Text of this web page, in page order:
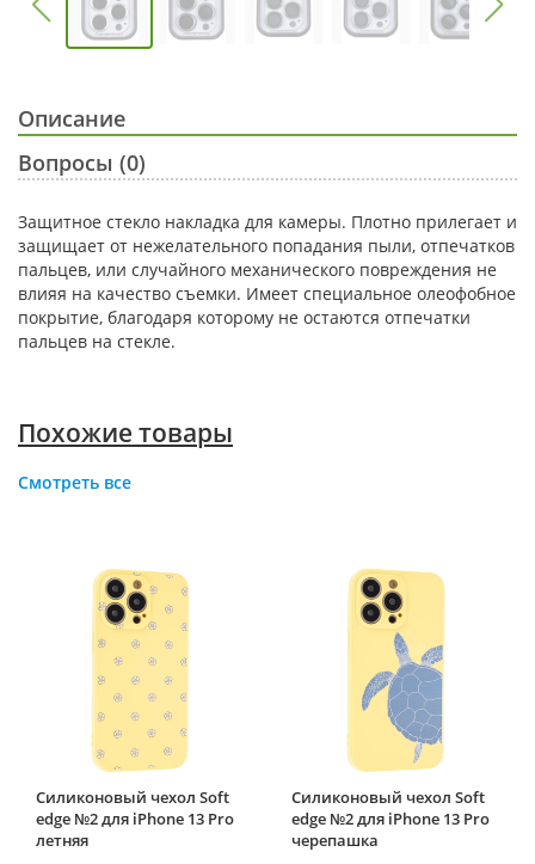
Описание
Вопросы (0)
Защитное стекло накладка для камеры. Плотно прилегает и
защищает от нежелательного попадания пыли, отпечатков
пальцев, или случайного механического повреждения не
влияя на качество съемки. Имеет специальное олеофобное
покрытие, благодаря которому не остаются отпечатки
пальцев на стекле.
Похожие товары
Смотреть все
Силиконовый чехол Soft
edge №2 для iPhone 13 Pro
летняя
Силиконовый чехол Soft
edge №2 для iPhone 13 Pro
черепашка